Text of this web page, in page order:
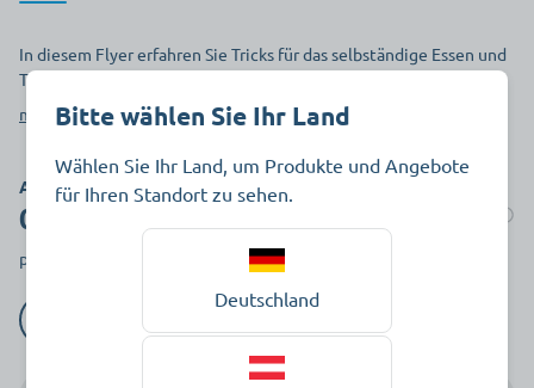
In diesem Flyer erfahren Sie Tricks für das selbständige Essen und
Trinken mit MS.
mehr anzeigen
Art.-Nr. 805512
0,00 €
pro Stück zzgl. MwSt.
Wählen Sie die Verpackungseinheit
Bitte wählen Sie Ihr Land
Wählen Sie Ihr Land, um Produkte und Angebote
für Ihren Standort zu sehen.
Deutschland